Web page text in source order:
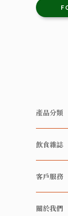
產品分類
有機/無
有機 / 無
養生保健
酒類
飲食雜誌
快樂家庭
雲南搜食記
客戶服務
常見問題
關於我們